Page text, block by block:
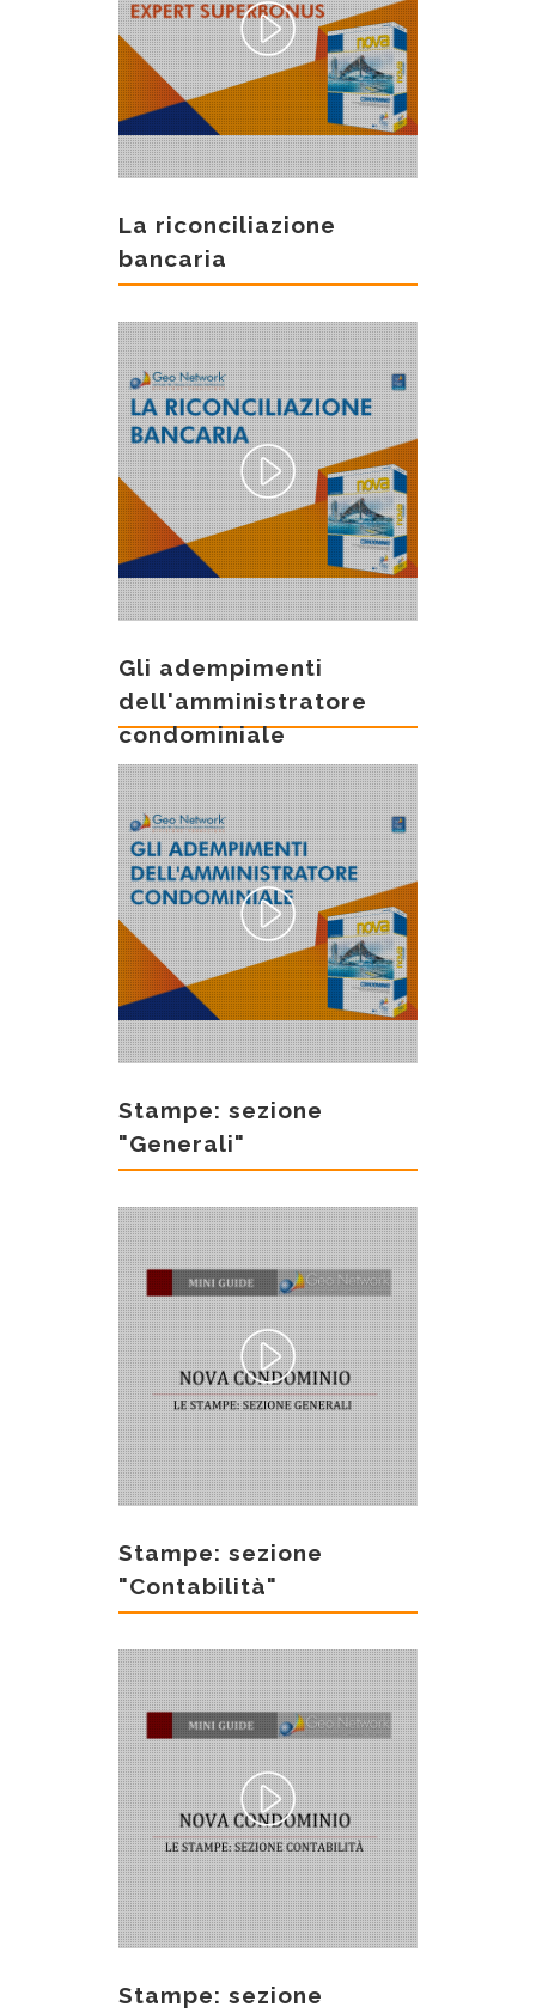
La riconciliazione
bancaria
Gli adempimenti
dell'amministratore
condominiale
Stampe: sezione
"Generali"
Stampe: sezione
"Contabilità"
Stampe: sezione